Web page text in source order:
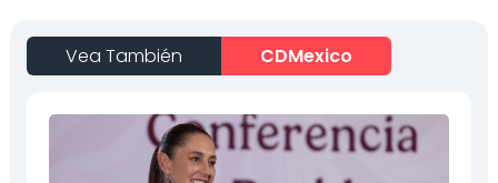
Vea También CDMexico